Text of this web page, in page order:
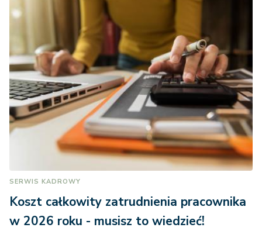
SERWIS KADROWY
Koszt całkowity zatrudnienia pracownika
w 2026 roku - musisz to wiedzieć!